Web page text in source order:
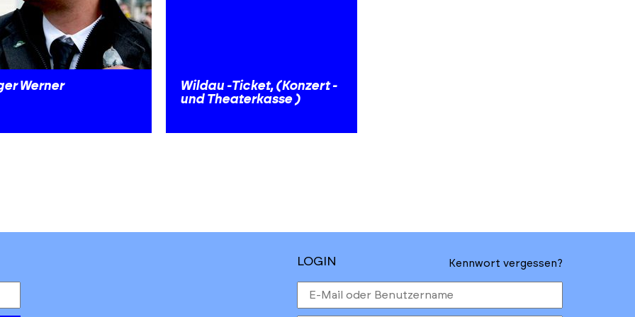
Werner
Wildau -Ticket, (Konzert -
und Theaterkasse )
LOGIN Kennwort vergessen?